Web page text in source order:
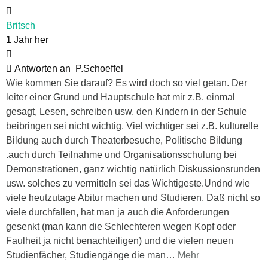
Britsch
1 Jahr her
Antworten an
P.Schoeffel
Wie kommen Sie darauf? Es wird doch so viel getan. Der
leiter einer Grund und Hauptschule hat mir z.B. einmal
gesagt, Lesen, schreiben usw. den Kindern in der Schule
beibringen sei nicht wichtig. Viel wichtiger sei z.B. kulturelle
Bildung auch durch Theaterbesuche, Politische Bildung
.auch durch Teilnahme und Organisationsschulung bei
Demonstrationen, ganz wichtig natürlich Diskussionsrunden
usw. solches zu vermitteln sei das Wichtigeste.Undnd wie
viele heutzutage Abitur machen und Studieren, Daß nicht so
viele durchfallen, hat man ja auch die Anforderungen
gesenkt (man kann die Schlechteren wegen Kopf oder
Faulheit ja nicht benachteiligen) und die vielen neuen
Studienfächer, Studiengänge die man… Mehr